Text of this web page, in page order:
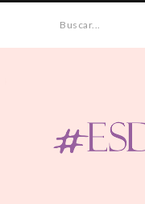
Buscar...